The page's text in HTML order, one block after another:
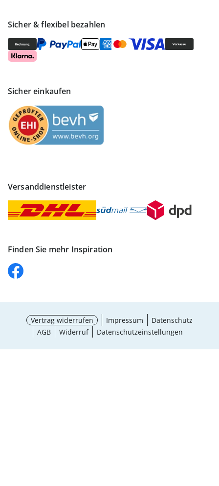
Sicher & flexibel bezahlen
Sicher einkaufen
Versanddienstleister
Finden Sie mehr Inspiration
Vertrag widerrufen Impressum
Datenschutz
AGB
Widerruf Datenschutzeinstellungen